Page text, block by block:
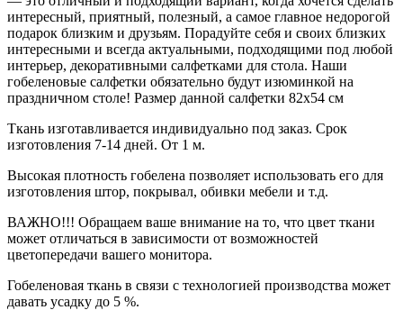
интересный, приятный, полезный, а самое главное недорогой
подарок близким и друзьям. Порадуйте себя и своих близких
интересными и всегда актуальными, подходящими под любой
интерьер, декоративными салфетками для стола. Наши
гобеленовые салфетки обязательно будут изюминкой на
праздничном столе! Размер данной салфетки 82х54 см
Ткань изготавливается индивидуально под заказ. Срок
изготовления 7-14 дней. От 1 м.
Высокая плотность гобелена позволяет использовать его для
изготовления штор, покрывал, обивки мебели и т.д.
ВАЖНО!!! Обращаем ваше внимание на то, что цвет ткани
может отличаться в зависимости от возможностей
цветопередачи вашего монитора.
Гобеленовая ткань в связи с технологией производства может
давать усадку до 5 %.